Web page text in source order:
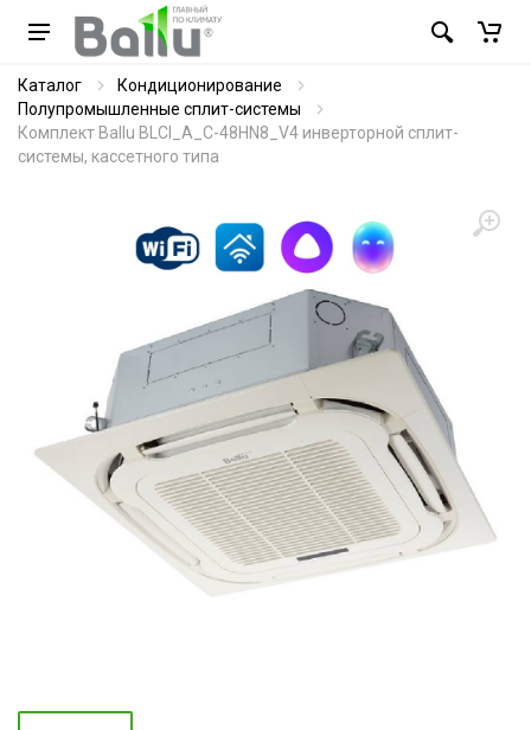
Каталог
Кондиционирование
Полупромышленные сплит-системы
Комплект Ballu BLCI_A_C-48HN8_V4 инверторной сплит-
системы, кассетного типа